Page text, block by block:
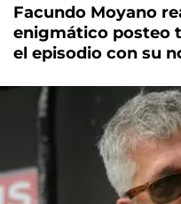
Facundo Moyano
enigmático posteo
el episodio con su